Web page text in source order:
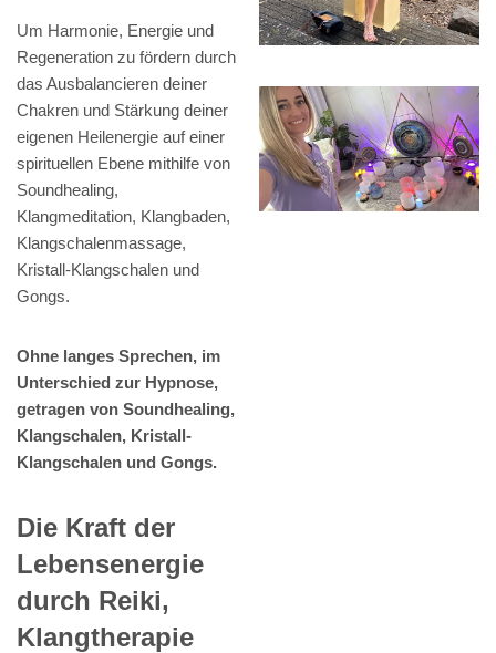
Um Harmonie, Energie und
Regeneration zu fördern durch
das Ausbalancieren deiner
Chakren und Stärkung deiner
eigenen Heilenergie auf einer
spirituellen Ebene mithilfe von
Soundhealing,
Klangmeditation, Klangbaden,
Klangschalenmassage,
Kristall-Klangschalen und
Gongs.
Ohne langes Sprechen, im
Unterschied zur Hypnose,
getragen von Soundhealing,
Klangschalen, Kristall-
Klangschalen und Gongs.
Die Kraft der
Lebensenergie
durch Reiki,
Klangtherapie